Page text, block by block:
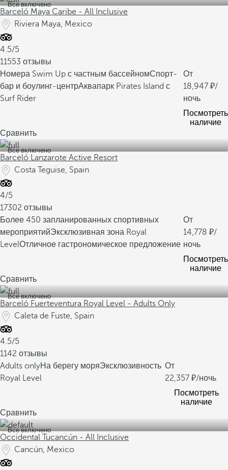
Все включено
Barceló Maya Caribe - All Inclusive
Riviera Maya, Mexico
4.5/5
11553 отзывы
Номера Swim Up с частным бассейномСпорт-
бар и боулинг-центрАквапарк Pirates Island с
Surf Rider
От
18,947
/
ночь
Посмотреть
наличие
Сравнить
Все включено
Barceló Lanzarote Active Resort
Costa Teguise, Spain
4/5
17302 отзывы
Более 450 запланированных спортивных
мероприятийЭксклюзивная зона Royal
LevelОтличное гастрономическое предложение
От
14,778
/
ночь
Посмотреть
наличие
Сравнить
Все включено
Barceló Fuerteventura Royal Level - Adults Only
Caleta de Fuste, Spain
4.5/5
1142 отзывы
Adults onlyНа берегу моряЭксклюзивность
Royal Level
От
22,357
/ночь
Посмотреть
наличие
Сравнить
Все включено
Occidental Tucancún - All Inclusive
Cancún, Mexico